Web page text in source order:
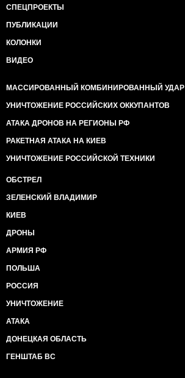
СПЕЦПРОЕКТЫ
ПУБЛИКАЦИИ
КОЛОНКИ
ВИДЕО
МАССИРОВАННЫЙ КОМБИНИРОВАННЫЙ УДАР
УНИЧТОЖЕНИЕ РОССИЙСКИХ ОККУПАНТОВ
АТАКА ДРОНОВ НА РЕГИОНЫ РФ
РАКЕТНАЯ АТАКА НА КИЕВ
УНИЧТОЖЕНИЕ РОССИЙСКОЙ ТЕХНИКИ
ОБСТРЕЛ
ЗЕЛЕНСКИЙ ВЛАДИМИР
КИЕВ
ДРОНЫ
АРМИЯ РФ
ПОЛЬША
РОССИЯ
УНИЧТОЖЕНИЕ
АТАКА
ДОНЕЦКАЯ ОБЛАСТЬ
ГЕНШТАБ ВС